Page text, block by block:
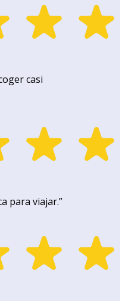
casi
para viajar.”